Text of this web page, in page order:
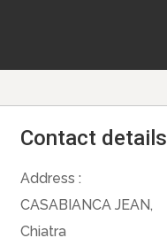
Contact details
Address :
CASABIANCA JEAN,
Chiatra